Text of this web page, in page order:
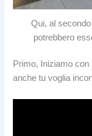
Qui, al
potrebbero
Primo, Iniziamo
anche tu voglia